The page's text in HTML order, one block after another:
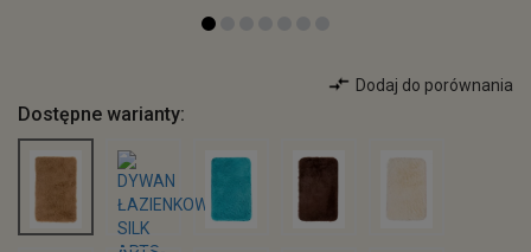
Dodaj do porównania
Dostępne warianty: